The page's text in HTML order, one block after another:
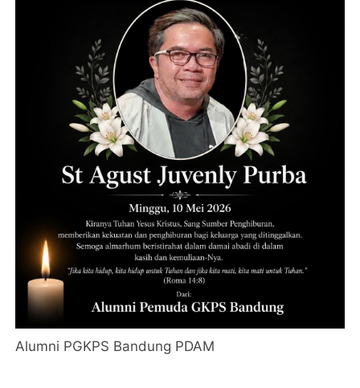
Alumni PGKPS Bandung PDAM